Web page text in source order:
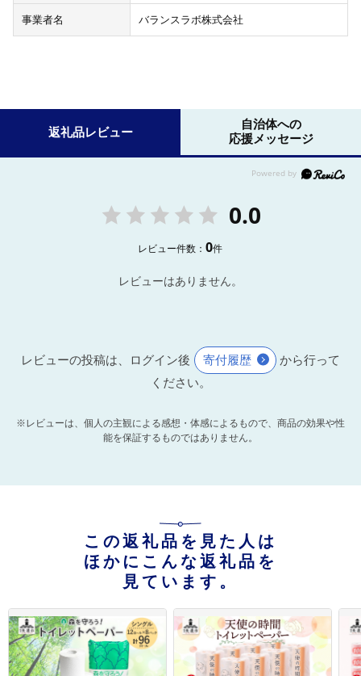
事業者名 バランスラボ株式会社
返礼品レビュー
自治体への
応援メッセージ
0.0
レビュー件数：0件
レビューはありません。
レビューの投稿は、ログイン後 寄付履歴
から行って
ください。
※レビューは、個人の主観による感想・体感によるもので、商品の効果や性
能を保証するものではありません。
この返礼品を見た人は
ほかにこんな返礼品を
見ています。